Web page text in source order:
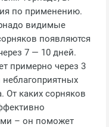
по применению.
видимые
появляются
7 — 10 дней.
примерно через 3
От каких сорняков
– он поможет